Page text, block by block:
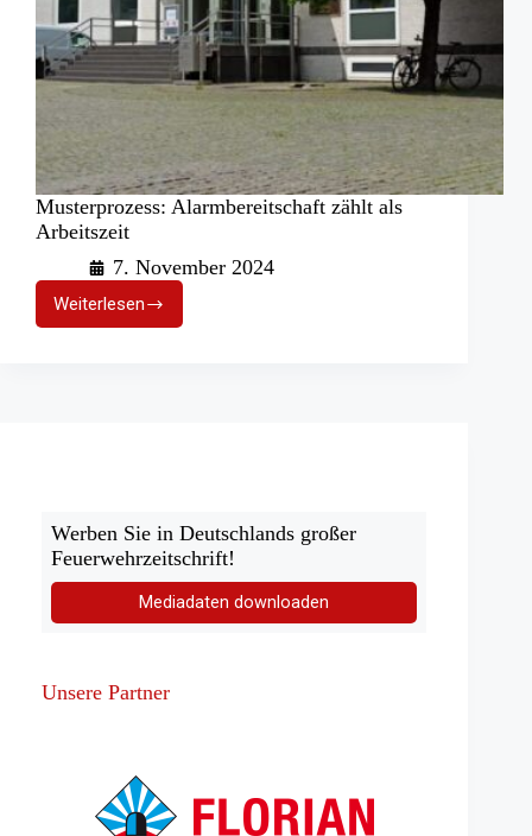
Musterprozess: Alarmbereitschaft zählt als
Arbeitszeit
7. November 2024
WeiterlesenMusterprozess:
Alarmbereitschaft
Werben Sie in Deutschlands großer
Feuerwehrzeitschrift!
Mediadaten downloaden
Unsere Partner